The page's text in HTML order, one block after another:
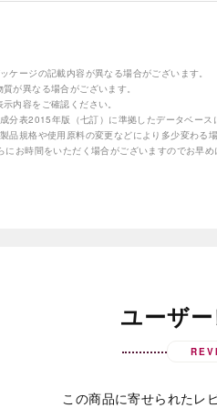
ージの記載内容が異なる場合がございます。
が異なる場合がございます。
内容をご確認ください。
表2015年版（七訂）に準拠したデータベース
規格や使用原料の変更などにより多少変わる場
お時間をいただく場合がございますのでお早め
ユーザ
この商品に寄せられたレ